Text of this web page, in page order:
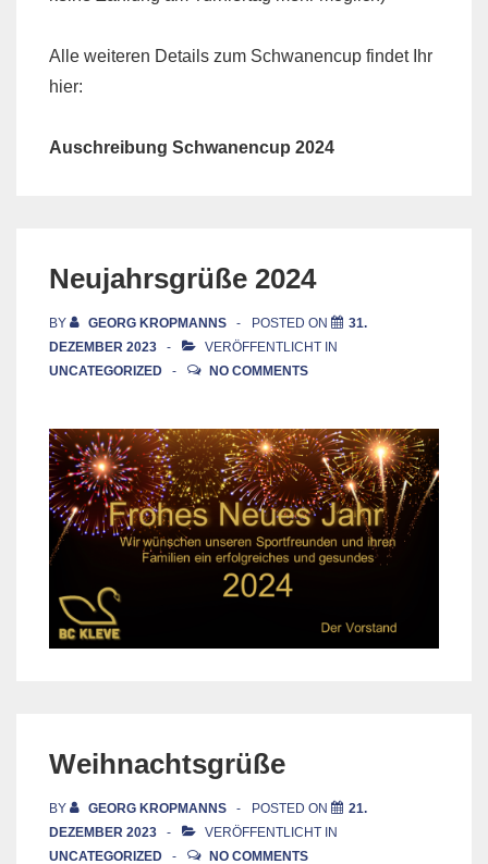
Alle weiteren Details zum Schwanencup findet Ihr
hier:
Auschreibung Schwanencup 2024
Neujahrsgrüße 2024
BY GEORG KROPMANNS POSTED ON
31.
DEZEMBER 2023
VERÖFFENTLICHT IN
UNCATEGORIZED
NO COMMENTS
Weihnachtsgrüße
BY GEORG KROPMANNS POSTED ON
21.
DEZEMBER 2023
VERÖFFENTLICHT IN
UNCATEGORIZED
NO COMMENTS